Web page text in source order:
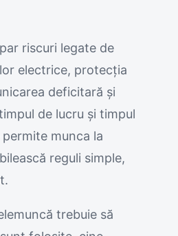
riscuri legate de
electrice, protecția
deficitară și
de lucru și timpul
munca la
reguli simple,
trebuie să